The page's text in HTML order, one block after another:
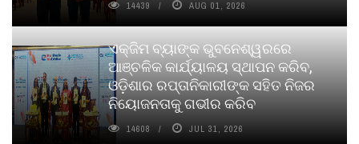
14439 AUG 01, 2026
ଏକ୍ଜିମ ବ୍ୟାଙ୍କ ଭୁବନେଶ୍ୱରରେ
ଆଞ୍ଚଳିକ କାର୍ଯ୍ୟାଳୟ ସ୍ଥାପନ କରିବ,
ଓଡ଼ିଶାର ରପ୍ତାନିକାରୀଙ୍କ ସହିତ ନିଜର
ନିୟୋଜନତାକୁ ଗଭୀର କରିବ
14608 JUL 31, 2026